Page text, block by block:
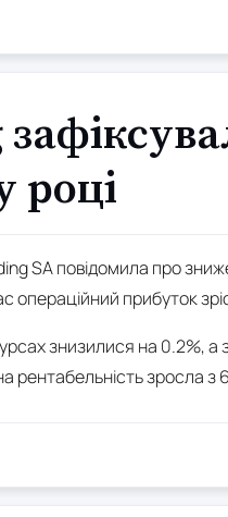
році
SA повідомила про
прибуток
знизилися на 0.2%,
зросла з